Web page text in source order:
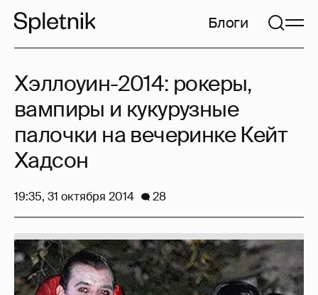
Блоги
Хэллоуин-2014: рокеры,
вампиры и кукурузные
палочки на вечеринке Кейт
Хадсон
19:35, 31 октября 2014 28